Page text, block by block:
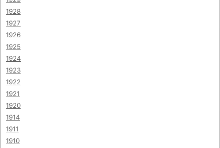
1928
1927
1926
1925
1924
1923
1922
1921
1920
1914
1911
1910